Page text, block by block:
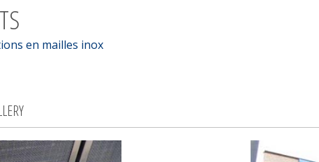
en mailles inox